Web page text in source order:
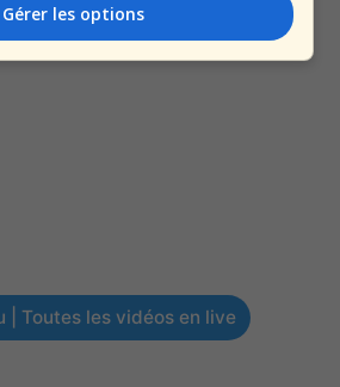
| Toutes les vidéos en live
Gérer les options